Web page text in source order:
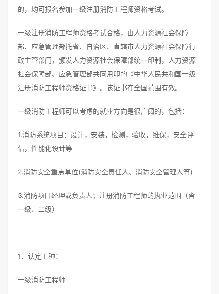
的，均可报名参加一级注册消防工程师资格考试。
一级注册消防工程师资格考试合格，由人力资源社会保障
部、应急管理部托省、自治区、直辖市人力资源社会保障行
政主管部门，颁发人力资源社会保障部统一印制，人力资源
社会保障部、应急管理部共同用印的《中华人民共和国一级
注册消防工程师资格证书》。该证书在全国范围有效。
一级消防工程师可以考虑的就业方向是很广阔的，包括：
1.消防系统项目：设计，安装，检测，验收，维保，安全评
估，性能化设计等
2.消防安全重点单位(消防安全责任人、消防安全管理人等)
3.消防项目经理或负责人；注册消防工程师的执业范围（含
一级、二级）
1、认定工种：
一级消防工程师